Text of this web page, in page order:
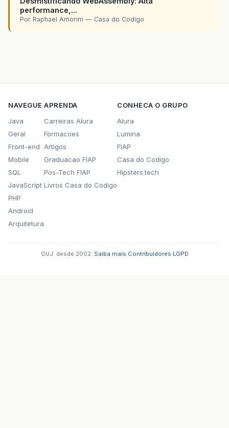
performance,...
Por Raphael Amorim — Casa do Codigo
NAVEGUE
Java
Geral
Front-end
Mobile
SQL
JavaScript
PHP
Android
Arquitetura
APRENDA
Carreiras Alura
Formacoes
Artigos
Graduacao FIAP
Pos-Tech FIAP
Livros Casa do Codigo
CONHECA O GRUPO
Alura
Lumina
FIAP
Casa do Codigo
Hipsters.tech
GUJ: desde 2002. Saiba mais Contribuidores LGPD